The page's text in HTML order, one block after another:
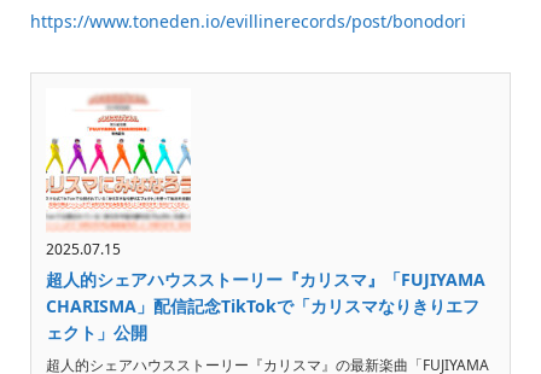
https://www.toneden.io/evillinerecords/post/bonodori
2025.07.15
超人的シェアハウスストーリー『カリスマ』「FUJIYAMA
CHARISMA」配信記念TikTokで「カリスマなりきりエフ
ェクト」公開
超人的シェアハウスストーリー『カリスマ』の最新楽曲「FUJIYAMA